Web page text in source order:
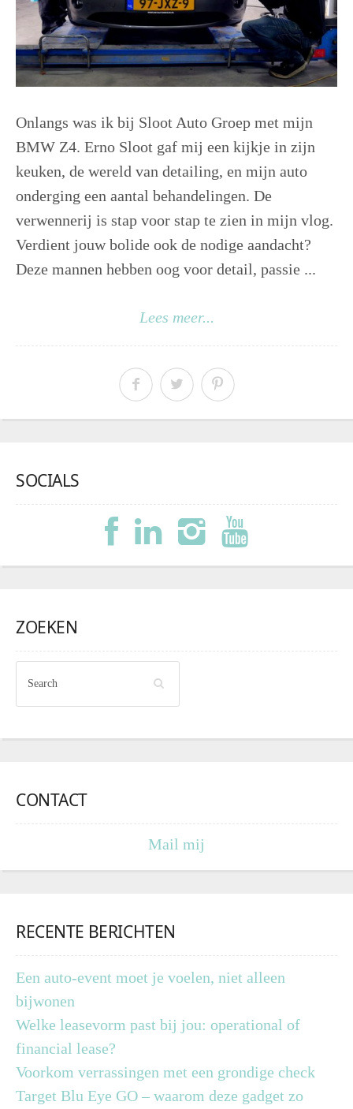
Onlangs was ik bij Sloot Auto Groep met mijn
BMW Z4. Erno Sloot gaf mij een kijkje in zijn
keuken, de wereld van detailing, en mijn auto
onderging een aantal behandelingen. De
verwennerij is stap voor stap te zien in mijn vlog.
Verdient jouw bolide ook de nodige aandacht?
Deze mannen hebben oog voor detail, passie ...
Lees meer...
SOCIALS
ZOEKEN
CONTACT
Mail mij
RECENTE BERICHTEN
Een auto-event moet je voelen, niet alleen
bijwonen
Welke leasevorm past bij jou: operational of
financial lease?
Voorkom verrassingen met een grondige check
Target Blu Eye GO – waarom deze gadget zo